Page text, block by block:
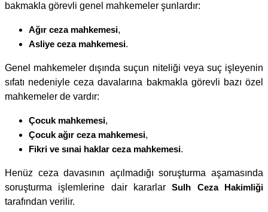
bakmakla görevli genel mahkemeler şunlardır:
Ağır ceza mahkemesi,
Asliye ceza mahkemesi.
Genel mahkemeler dışında suçun niteliği veya suç işleyenin
sıfatı nedeniyle ceza davalarına bakmakla görevli bazı özel
mahkemeler de vardır:
Çocuk mahkemesi,
Çocuk ağır ceza mahkemesi,
Fikri ve sınai haklar ceza mahkemesi.
Henüz ceza davasının açılmadığı soruşturma aşamasında
soruşturma işlemlerine dair kararlarSulh Ceza Hakimliği
tarafından verilir.